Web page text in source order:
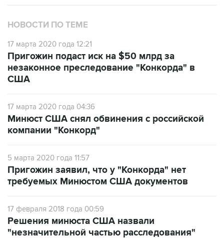
НОВОСТИ ПО ТЕМЕ
17 марта 2020 года 12:21
незаконное преследование "Конкорда" в
США
компании "Конкорд"
5 марта 2020 года 11:57
требуемых Минюстом США документов
17 февраля 2018 года 00:59
"незначительной частью расследования"